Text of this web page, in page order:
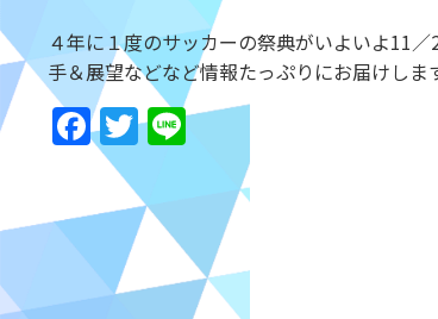
４年に１度のサッカーの祭典がいよいよ11
手＆展望などなど情報たっぷりにお届けし
Facebook
Twitter
Line